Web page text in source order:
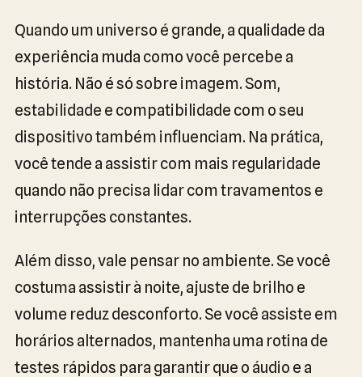
Quando um universo é grande, a qualidade da
experiência muda como você percebe a
história. Não é só sobre imagem. Som,
estabilidade e compatibilidade com o seu
dispositivo também influenciam. Na prática,
você tende a assistir com mais regularidade
quando não precisa lidar com travamentos e
interrupções constantes.
Além disso, vale pensar no ambiente. Se você
costuma assistir à noite, ajuste de brilho e
volume reduz desconforto. Se você assiste em
horários alternados, mantenha uma rotina de
testes rápidos para garantir que o áudio e a